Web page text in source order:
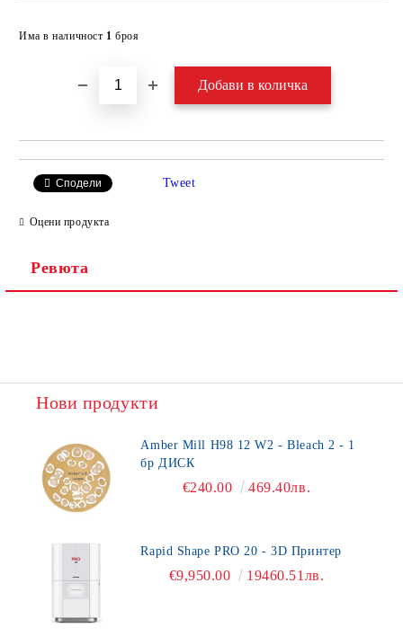
Има в наличност 1 броя
Сподели Tweet
Оцени продукта
Ревюта
Нови продукти
Amber Mill H98 12 W2 - Bleach 2 - 1
бр ДИСК
€240.00 469.40лв.
Rapid Shape PRO 20 - 3D Принтер
€9,950.00 19460.51лв.